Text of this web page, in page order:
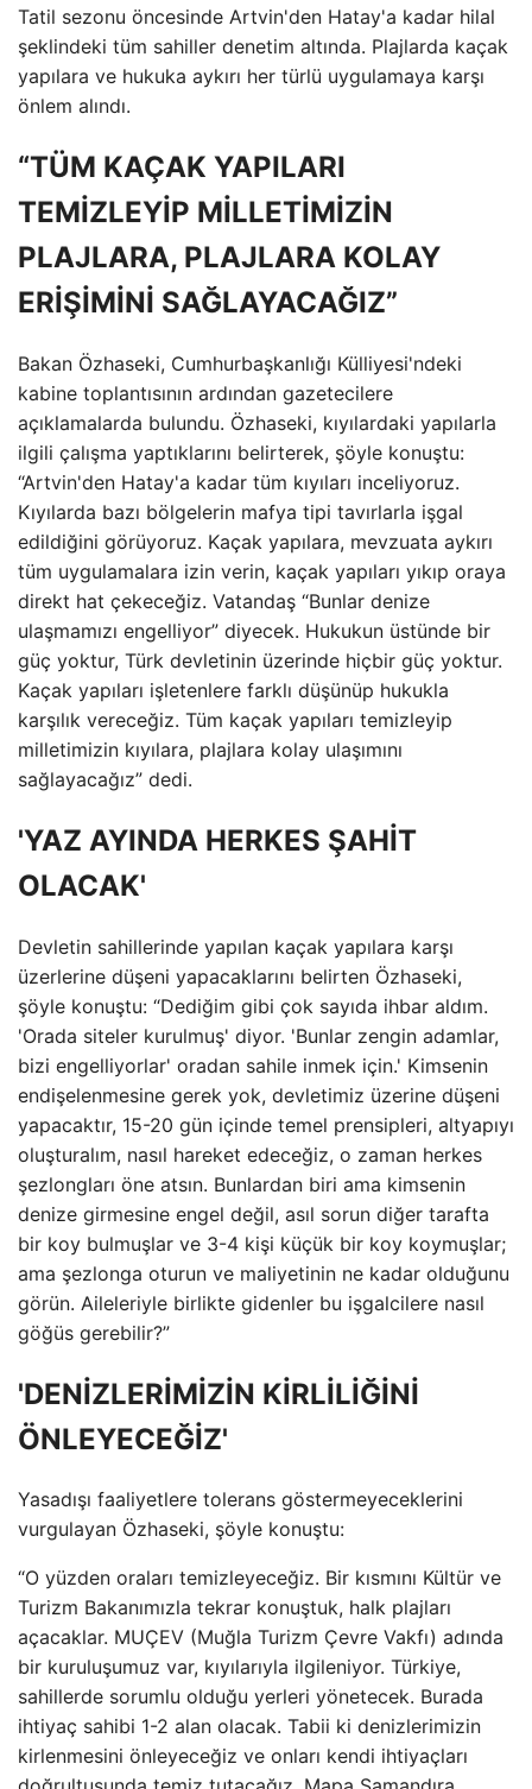
Tatil sezonu öncesinde Artvin'den Hatay'a kadar hilal
şeklindeki tüm sahiller denetim altında. Plajlarda kaçak
yapılara ve hukuka aykırı her türlü uygulamaya karşı
önlem alındı.
“TÜM KAÇAK YAPILARI
TEMİZLEYİP MİLLETİMİZİN
PLAJLARA, PLAJLARA KOLAY
ERİŞİMİNİ SAĞLAYACAĞIZ”
Bakan Özhaseki, Cumhurbaşkanlığı Külliyesi'ndeki
kabine toplantısının ardından gazetecilere
açıklamalarda bulundu. Özhaseki, kıyılardaki yapılarla
ilgili çalışma yaptıklarını belirterek, şöyle konuştu:
“Artvin'den Hatay'a kadar tüm kıyıları inceliyoruz.
Kıyılarda bazı bölgelerin mafya tipi tavırlarla işgal
edildiğini görüyoruz. Kaçak yapılara, mevzuata aykırı
tüm uygulamalara izin verin, kaçak yapıları yıkıp oraya
direkt hat çekeceğiz. Vatandaş “Bunlar denize
ulaşmamızı engelliyor” diyecek. Hukukun üstünde bir
güç yoktur, Türk devletinin üzerinde hiçbir güç yoktur.
Kaçak yapıları işletenlere farklı düşünüp hukukla
karşılık vereceğiz. Tüm kaçak yapıları temizleyip
milletimizin kıyılara, plajlara kolay ulaşımını
sağlayacağız” dedi.
'YAZ AYINDA HERKES ŞAHİT
OLACAK'
Devletin sahillerinde yapılan kaçak yapılara karşı
üzerlerine düşeni yapacaklarını belirten Özhaseki,
şöyle konuştu: “Dediğim gibi çok sayıda ihbar aldım.
'Orada siteler kurulmuş' diyor. 'Bunlar zengin adamlar,
bizi engelliyorlar' oradan sahile inmek için.' Kimsenin
endişelenmesine gerek yok, devletimiz üzerine düşeni
yapacaktır, 15-20 gün içinde temel prensipleri, altyapıyı
oluşturalım, nasıl hareket edeceğiz, o zaman herkes
şezlongları öne atsın. Bunlardan biri ama kimsenin
denize girmesine engel değil, asıl sorun diğer tarafta
bir koy bulmuşlar ve 3-4 kişi küçük bir koy koymuşlar;
ama şezlonga oturun ve maliyetinin ne kadar olduğunu
görün. Aileleriyle birlikte gidenler bu işgalcilere nasıl
göğüs gerebilir?”
'DENİZLERİMİZİN KİRLİLİĞİNİ
ÖNLEYECEĞİZ'
Yasadışı faaliyetlere tolerans göstermeyeceklerini
vurgulayan Özhaseki, şöyle konuştu:
“O yüzden oraları temizleyeceğiz. Bir kısmını Kültür ve
Turizm Bakanımızla tekrar konuştuk, halk plajları
açacaklar. MUÇEV (Muğla Turizm Çevre Vakfı) adında
bir kuruluşumuz var, kıyılarıyla ilgileniyor. Türkiye,
sahillerde sorumlu olduğu yerleri yönetecek. Burada
ihtiyaç sahibi 1-2 alan olacak. Tabii ki denizlerimizin
kirlenmesini önleyeceğiz ve onları kendi ihtiyaçları